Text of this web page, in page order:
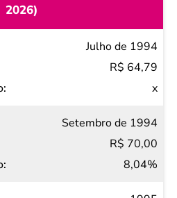
2026)
Julho de 1994
R$ 64,79
x
Setembro de 1994
R$ 70,00
8,04%